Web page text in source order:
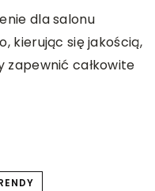
dla salonu
kierując się jakością,
zapewnić całkowite